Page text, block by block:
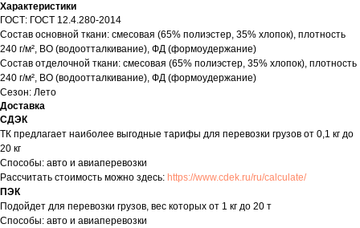
Характеристики
ГОСТ: ГОСТ 12.4.280-2014
Состав основной ткани: смесовая (65% полиэстер, 35% хлопок), плотность
240 г/м², ВО (водоотталкивание), ФД (формоудержание)
Состав отделочной ткани: смесовая (65% полиэстер, 35% хлопок), плотность
240 г/м², ВО (водоотталкивание), ФД (формоудержание)
Сезон: Лето
Доставка
СДЭК
ТК предлагает наиболее выгодные тарифы для перевозки грузов от 0,1 кг до
20 кг
Способы: авто и авиаперевозки
Рассчитать стоимость можно здесь: https://www.cdek.ru/ru/calculate/
ПЭК
Подойдет для перевозки грузов, вес которых от 1 кг до 20 т
Способы: авто и авиаперевозки